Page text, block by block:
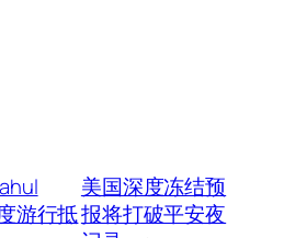
游行抵
美国深度冻结预
报将打破平安夜